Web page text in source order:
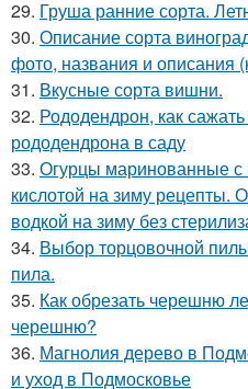
29. Груша ранние сорта.
30. Описание сорта
фото, названия и описания
31. Вкусные сорта вишни.
32. Рододендрон, как
рододендрона в саду
33. Огурцы маринованные с
кислотой на зиму рецепты.
водкой на зиму без
34. Выбор торцовочной
пила.
35. Как обрезать черешню
черешню?
36. Магнолия дерево в
и уход в Подмосковье